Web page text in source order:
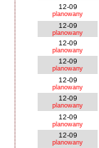
12-09
planowany
12-09
planowany
12-09
planowany
12-09
planowany
12-09
planowany
12-09
planowany
12-09
planowany
12-09
planowany